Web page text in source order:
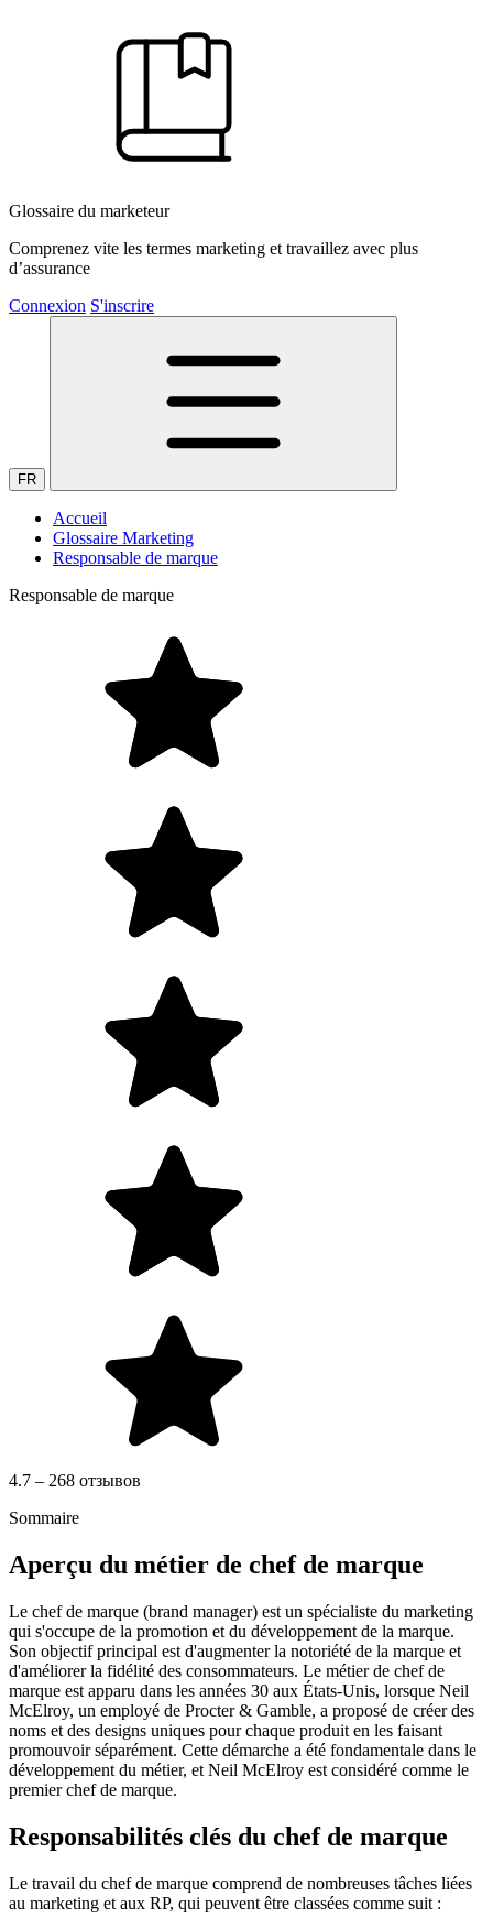
Glossaire du marketeur
Comprenez vite les termes marketing et travaillez avec plus
d’assurance
Connexion S'inscrire
FR
Accueil
Glossaire Marketing
Responsable de marque
Responsable de marque
4.7 – 268 отзывов
Sommaire
Aperçu du métier de chef de marque
Le chef de marque (brand manager) est un spécialiste du marketing
qui s'occupe de la promotion et du développement de la marque.
Son objectif principal est d'augmenter la notoriété de la marque et
d'améliorer la fidélité des consommateurs. Le métier de chef de
marque est apparu dans les années 30 aux États-Unis, lorsque Neil
McElroy, un employé de Procter & Gamble, a proposé de créer des
noms et des designs uniques pour chaque produit en les faisant
promouvoir séparément. Cette démarche a été fondamentale dans le
développement du métier, et Neil McElroy est considéré comme le
premier chef de marque.
Responsabilités clés du chef de marque
Le travail du chef de marque comprend de nombreuses tâches liées
au marketing et aux RP, qui peuvent être classées comme suit :